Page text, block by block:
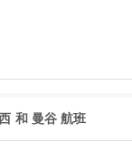
和 曼谷 航班